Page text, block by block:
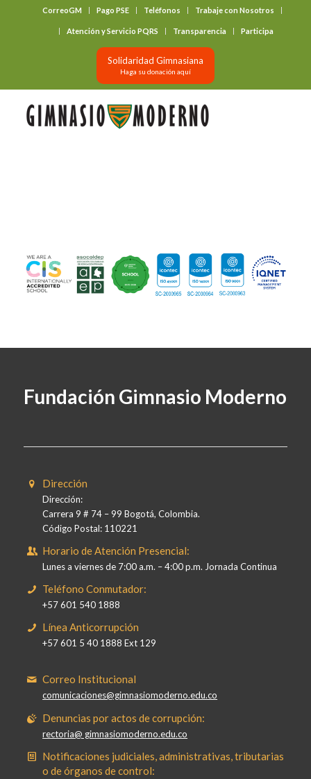
CorreoGM Pago PSE Teléfonos Trabaje con Nosotros
Atención y Servicio PQRS Transparencia Participa
Solidaridad Gimnasiana
Haga su donación aquí
Fundación Gimnasio Moderno
Dirección
Dirección:
Carrera 9 # 74 – 99 Bogotá, Colombia.
Código Postal: 110221
Horario de Atención Presencial:
Lunes a viernes de 7:00 a.m. – 4:00 p.m. Jornada Continua
Teléfono Conmutador:
+57 601 540 1888
Línea Anticorrupción
+57 601 5 40 1888 Ext 129
Correo Institucional
comunicaciones@gimnasiomoderno.edu.co
Denuncias por actos de corrupción:
rectoria@ gimnasiomoderno.edu.co
Notificaciones judiciales, administrativas, tributarias
o de órganos de control: